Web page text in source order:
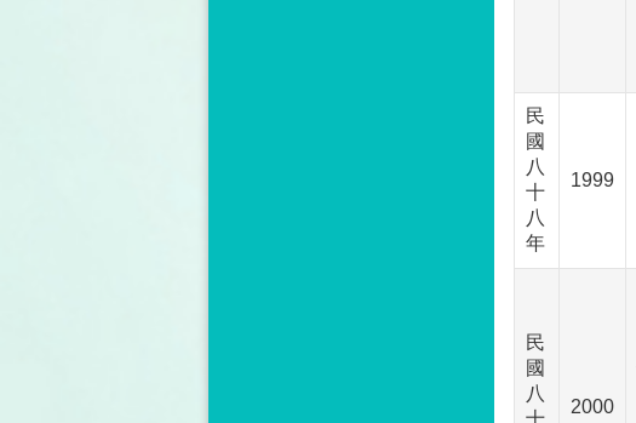
民
國
八
十
八
年
1999
民
國
八
十
2000